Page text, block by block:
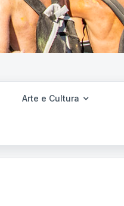
Arte e Cultura